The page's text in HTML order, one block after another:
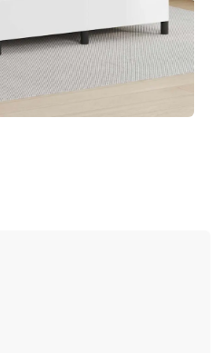
x 200 cm Kunstleer aantal